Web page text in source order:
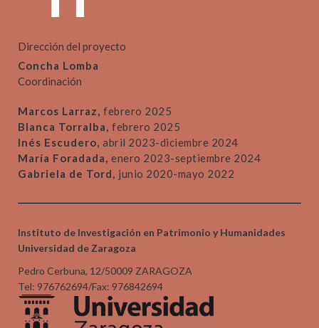
Dirección del proyecto
Concha Lomba
Coordinación
Marcos Larraz, febrero 2025
Blanca Torralba, febrero 2025
Inés Escudero, abril 2023-diciembre 2024
María Foradada, enero 2023-septiembre 2024
Gabriela de Tord, junio 2020-mayo 2022
Instituto de Investigación en Patrimonio y Humanidades
Universidad de Zaragoza
Pedro Cerbuna, 12/50009 ZARAGOZA
Tel: 976762694/Fax: 976842694